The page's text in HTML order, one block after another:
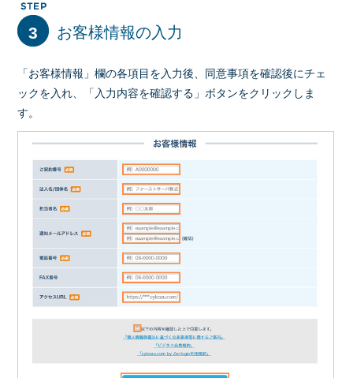
3 お客様情報の入力
「お客様情報」欄の各項目を入力後、同意事項を確認後にチェ
ックを入れ、「入力内容を確認する」ボタンをクリックしま
す。